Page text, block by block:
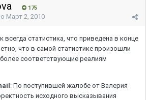
175
Март 2, 2010
всегда статистика, что приведена в конце
что в самой статистике произошли
соответствующие реалиям
: По поступившей жалобе от Валерия
исходного высказывания